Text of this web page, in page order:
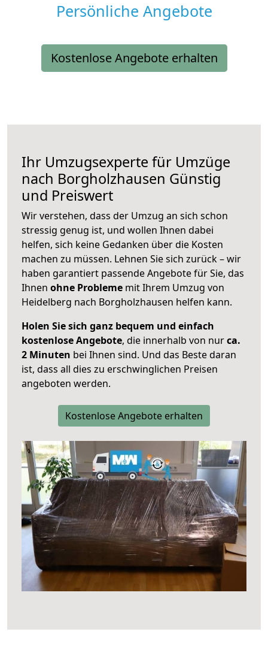
Persönliche Angebote
Kostenlose Angebote erhalten
Ihr Umzugsexperte für Umzüge
nach Borgholzhausen Günstig
und Preiswert
Wir verstehen, dass der Umzug an sich schon
stressig genug ist, und wollen Ihnen dabei
helfen, sich keine Gedanken über die Kosten
machen zu müssen. Lehnen Sie sich zurück – wir
haben garantiert passende Angebote für Sie, das
Ihnen ohne Probleme mit Ihrem Umzug von
Heidelberg nach Borgholzhausen helfen kann.
Holen Sie sich ganz bequem und einfach
kostenlose Angebote, die innerhalb von nurca.
2 Minuten bei Ihnen sind. Und das Beste daran
ist, dass all dies zu erschwinglichen Preisen
angeboten werden.
Kostenlose Angebote erhalten